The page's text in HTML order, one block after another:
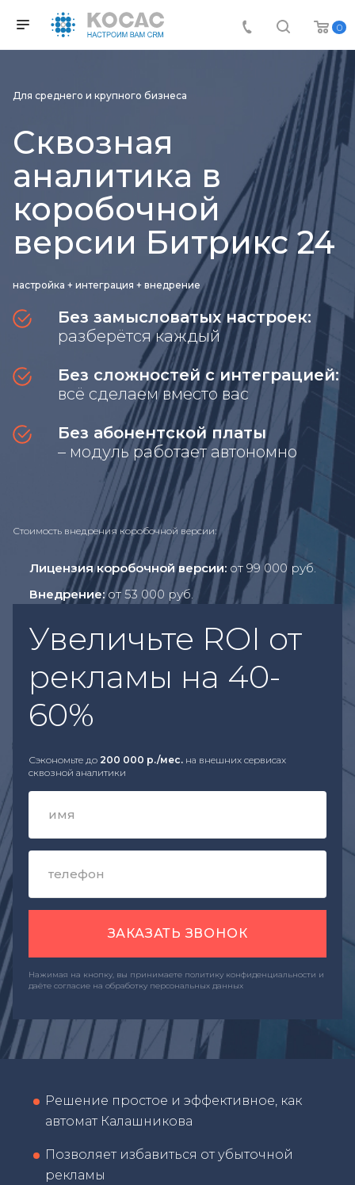
0
Для среднего и крупного бизнеса
Сквозная
аналитика в
коробочной
версии Битрикс 24
настройка + интеграция + внедрение
Без замысловатых настроек:
разберётся каждый
Без сложностей с интеграцией:
всё сделаем вместо вас
Без абонентской платы
– модуль работает автономно
Стоимость внедрения коробочной версии:
Лицензия коробочной версии: от 99 000 руб.
Внедрение: от 53 000 руб.
Увеличьте ROI от
рекламы на 40-
60%
Сэкономьте до 200 000 р./мес. на внешних сервисах
сквозной аналитики
ЗАКАЗАТЬ ЗВОНОК
Нажимая на кнопку, вы принимаете политику конфиденциальности и
даёте согласие на обработку персональных данных
Решение простое и эффективное, как
автомат Калашникова
Позволяет избавиться от убыточной
рекламы